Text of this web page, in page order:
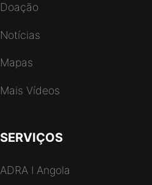
Doação
Notícias
Mapas
Mais Vídeos
SERVIÇOS
ADRA I Angola